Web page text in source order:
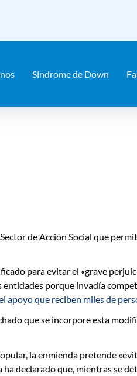
Síndrome de Down
Tercer
de Acción Social que
para evitar el «grave
entidades porque invadía
apoyo que reciben miles de
que se incorpore esta
la enmienda pretende
declarado que, mientras se